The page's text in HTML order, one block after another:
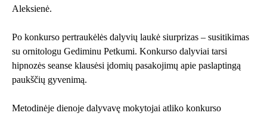
Aleksienė.
Po konkurso pertraukėlės dalyvių laukė siurprizas – susitikimas
su ornitologu Gediminu Petkumi. Konkurso dalyviai tarsi
hipnozės seanse klausėsi įdomių pasakojimų apie paslaptingą
paukščių gyvenimą.
Metodinėje dienoje dalyvavę mokytojai atliko konkurso